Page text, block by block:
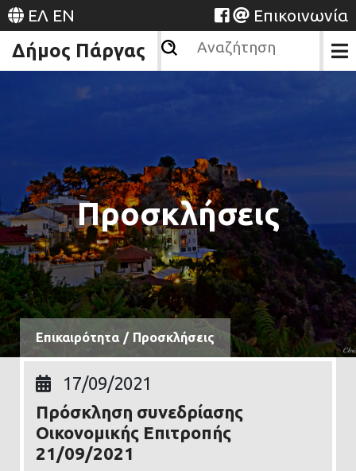
ΕΛ EN Επικοινωνία
Δήμος Πάργας
Προσκλήσεις
Επικαιρότητα / Προσκλήσεις
17/09/2021
Πρόσκληση συνεδρίασης
Οικονομικής Επιτροπής
21/09/2021